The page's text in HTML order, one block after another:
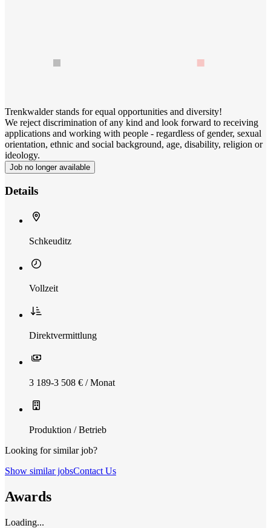
Trenkwalder stands for equal opportunities and diversity!
We reject discrimination of any kind and look forward to receiving
applications and working with people - regardless of gender, sexual
orientation, ethnic and social background, age, disability, religion or
ideology.
Job no longer available
Details
Schkeuditz
Vollzeit
Direktvermittlung
3 189-3 508 € / Monat
Produktion / Betrieb
Looking for similar job?
Show similar jobsContact Us
Awards
Loading...